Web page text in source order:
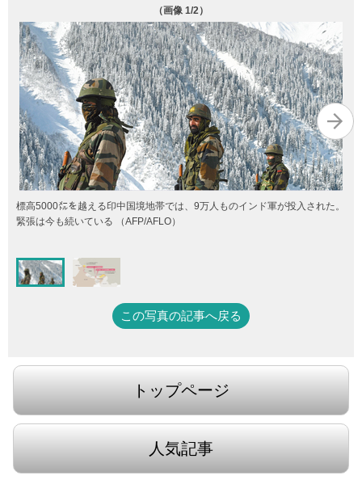
（画像 1/2）
標高5000㍍を越える印中国境地帯では、9万人ものインド軍が投入された。
緊張は今も続いている （AFP/AFLO）
この写真の記事へ戻る
トップページ
人気記事